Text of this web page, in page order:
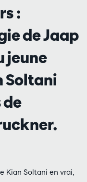
:
de Jaap
jeune
Soltani
de
Kian Soltani en vrai,